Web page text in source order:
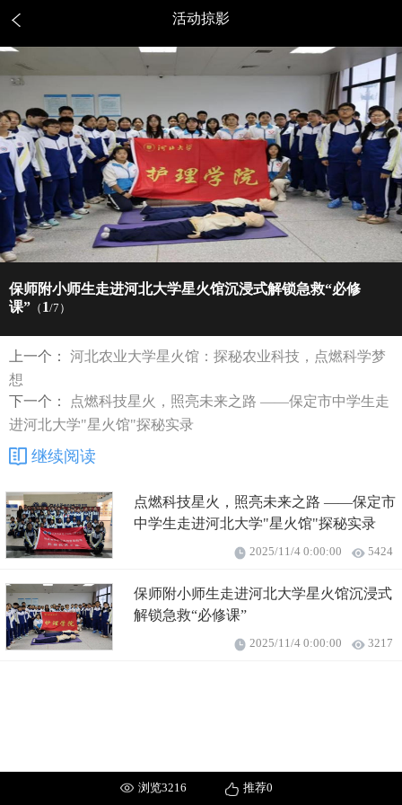
活动掠影
保师附小师生走进河北大学星火馆沉浸式解锁急救“必修
课” （ 1/7）
上一个： 河北农业大学星火馆​：探秘农业科技，点燃科学梦
想
下一个：
点燃科技星火，照亮未来之路 ——保定市中学生走
进河北大学"星火馆"探秘实录
继续阅读
点燃科技星火，照亮未来之路 ——保定市
中学生走进河北大学"星火馆"探秘实录
2025/11/4 0:00:00 5424
保师附小师生走进河北大学星火馆沉浸式
解锁急救“必修课”
2025/11/4 0:00:00 3217
浏览3216 推荐0